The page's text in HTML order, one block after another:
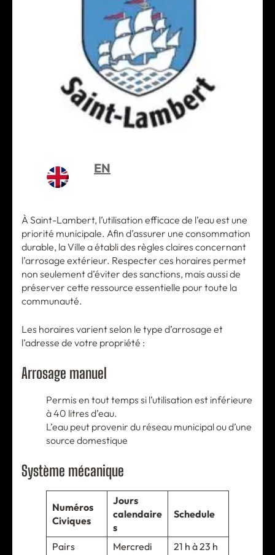
EN
À Saint-Lambert, l’utilisation efficace de l’eau est une
priorité municipale. Afin d’assurer une consommation
durable, la Ville a établi des règles claires concernant
l’arrosage extérieur. Respecter ces horaires permet
non seulement d’éviter des sanctions, mais aussi de
préserver cette ressource essentielle pour toute la
communauté.
Les horaires varient selon le type d’arrosage et
l’adresse de votre propriété :
Arrosage manuel
Permis en tout temps si l’utilisation est inférieure
à 40 litres d’eau.
L’eau peut provenir du réseau municipal ou d’une
source domestique
Système mécanique
Numéros
Civiques
Jours
calendaire
s
Schedule
Pairs Mercredi
21 h à 23 h